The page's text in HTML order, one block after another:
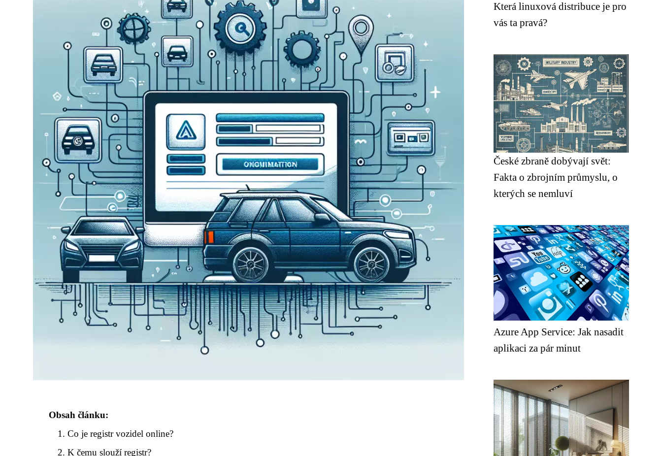
Obsah článku:
Co je registr vozidel online?
K čemu slouží registr?
Která linuxová distribuce je pro
vás ta pravá?
České zbraně dobývají svět:
Fakta o zbrojním průmyslu, o
kterých se nemluví
Azure App Service: Jak nasadit
aplikaci za pár minut